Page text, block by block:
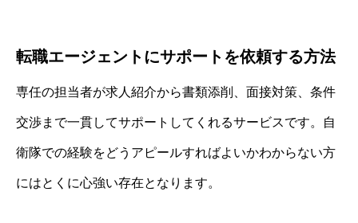
転職エージェントにサポートを依頼する方法
専任の担当者が求人紹介から書類添削、面接対策、条件
交渉まで一貫してサポートしてくれるサービスです。自
衛隊での経験をどうアピールすればよいかわからない方
にはとくに心強い存在となります。